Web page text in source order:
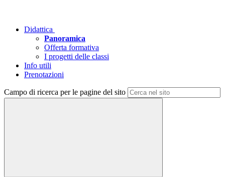
Didattica
Panoramica
Offerta formativa
I progetti delle classi
Info utili
Prenotazioni
Campo di ricerca per le pagine del sito